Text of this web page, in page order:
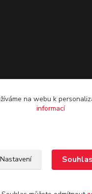
na webu k
informací
Nastavení